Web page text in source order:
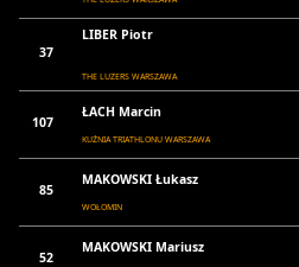
37
LIBER Piotr
THE LUZERS WARSZAWA
107
ŁACH Marcin
KUŹNIA TRIATHLONU WARSZAWA
85
MAKOWSKI Łukasz
WOŁOMIN
52
MAKOWSKI Mariusz